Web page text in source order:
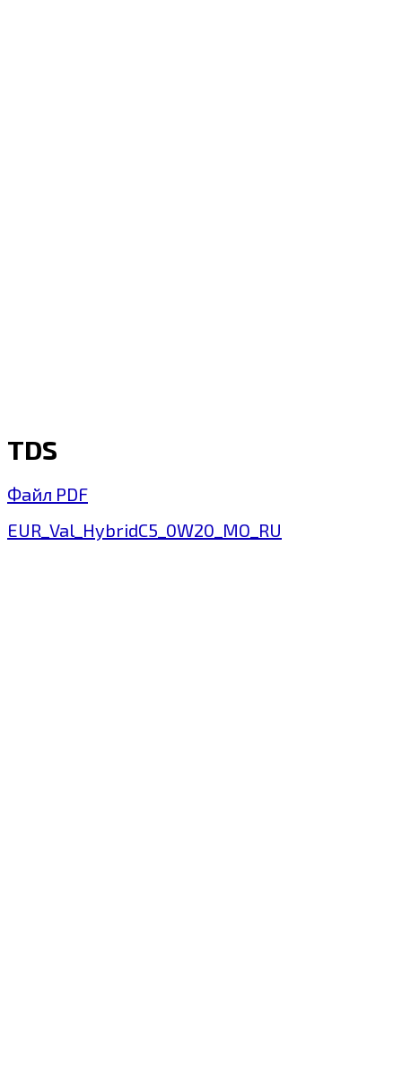
TDS
Файл PDF
EUR_Val_HybridC5_0W20_MO_RU